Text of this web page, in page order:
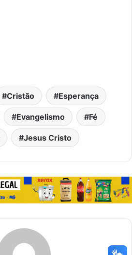
Cristão Esperança
Evangelismo Fé
Jesus Cristo